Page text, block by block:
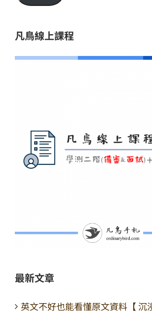
凡鳥線上課程
最新文章
英文不好也能看懂原文資料【 沉